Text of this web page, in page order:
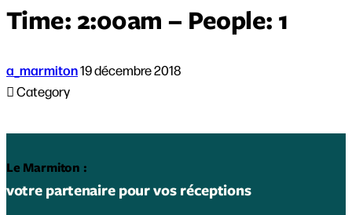
Time: 2:00am – People: 1
a_marmiton19 décembre 2018
Category
Le Marmiton :
votre partenaire pour vos réceptions